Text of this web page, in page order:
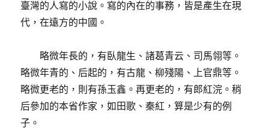
臺灣的人寫的小說。寫的內在的事務，皆是產生在現
代，在遠方的中國。
略微年長的，有臥龍生、諸葛青云、司馬翎等。
略微年青的、后起的，有古龍、柳殘陽、上官鼎等。
略微更老的，則有孫玉鑫。再更老的，有郎紅浣。稍
后參加的本省作家，如田歌、秦紅，算是少有的例
子。